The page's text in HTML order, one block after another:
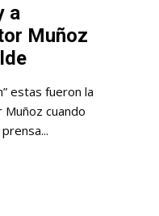
a
Muñoz
estas fueron la
cuando